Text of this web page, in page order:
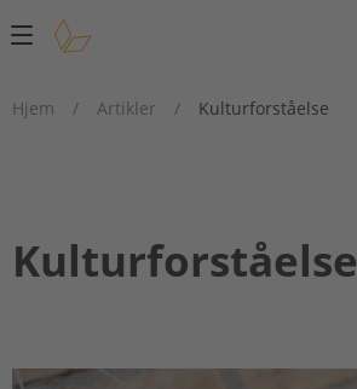
Main
Hjem
/ Artikler / Kulturforståelse
Kulturforståelse